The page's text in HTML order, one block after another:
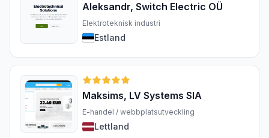
Aleksandr, Switch Electric OÜ
Elektroteknisk industri
Estland
Maksims, LV Systems SIA
E-handel / webbplatsutveckling
Lettland